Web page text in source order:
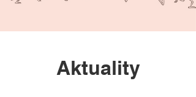
Aktuality